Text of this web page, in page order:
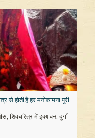
से होती है हर मनोकामना पूरी
शिवचरित्र में इक्यावन, दुर्गा